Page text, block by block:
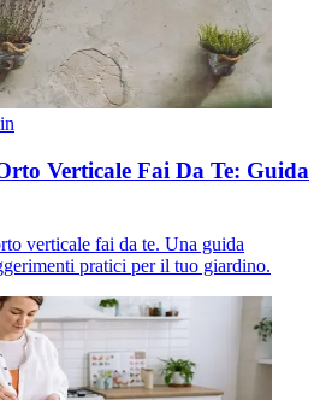
Verticale Fai Da Te: Guida
verticale fai da te. Una guida
pratici per il tuo giardino.